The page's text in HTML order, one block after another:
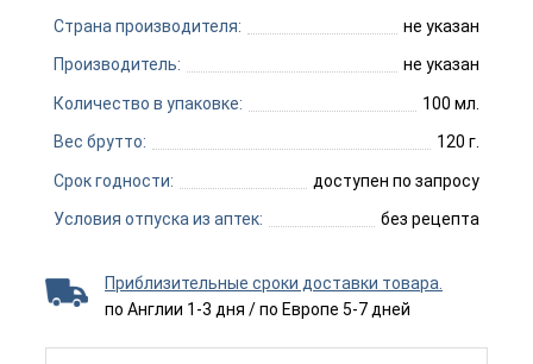
Страна производителя: не указан
Производитель: не указан
Количество в упаковке: 100 мл.
Вес брутто: 120 г.
Срок годности: доступен по запросу
Условия отпуска из аптек: без рецепта
Приблизительные сроки доставки товара.
по Англии 1-3 дня / по Европе 5-7 дней